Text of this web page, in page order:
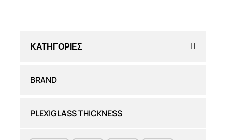
ΚΑΤΗΓΟΡΊΕΣ
BRAND
PLEXIGLASS THICKNESS